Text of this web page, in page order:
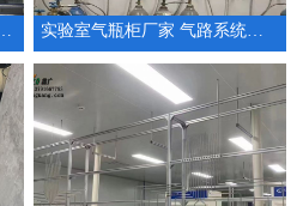
实验室气瓶柜厂家 气路系统工程供气系统设计